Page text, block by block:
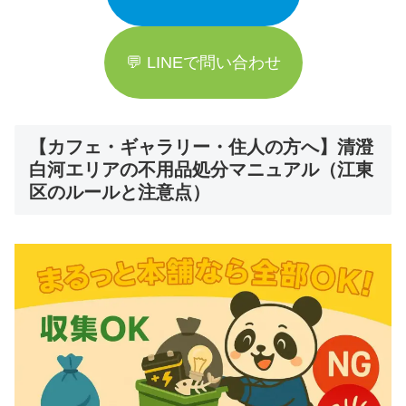
💬 LINEで問い合わせ
【カフェ・ギャラリー・住人の方へ】清澄
白河エリアの不用品処分マニュアル（江東
区のルールと注意点）